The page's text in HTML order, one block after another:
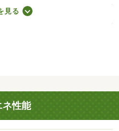
０円、月額保証料賃料等総額
他商品あり）／［退去時費
リーニング費用を含みま
トラスト／バストイレ別
ズボックス／システムキッチ
便座／洗面所独立／洗面化粧
ＣＡＴＶ／最上階／敷金不要
見る
ネ性能